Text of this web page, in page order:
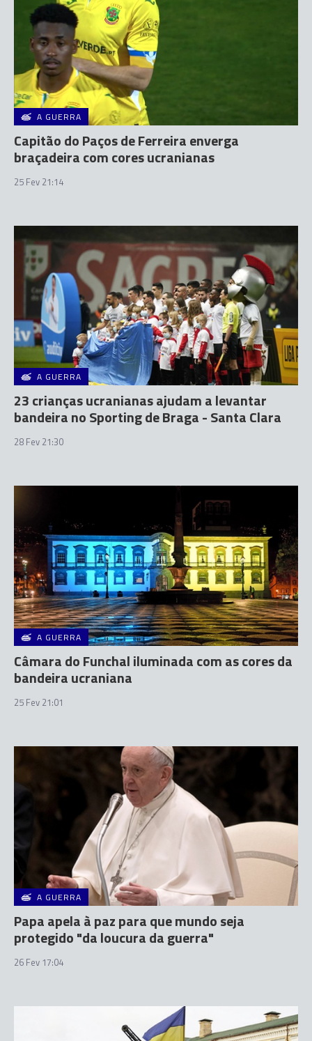
A GUERRA
Capitão do Paços de Ferreira enverga
braçadeira com cores ucranianas
25 Fev 21:14
A GUERRA
23 crianças ucranianas ajudam a levantar
bandeira no Sporting de Braga - Santa Clara
28 Fev 21:30
A GUERRA
Câmara do Funchal iluminada com as cores da
bandeira ucraniana
25 Fev 21:01
A GUERRA
Papa apela à paz para que mundo seja
protegido "da loucura da guerra"
26 Fev 17:04